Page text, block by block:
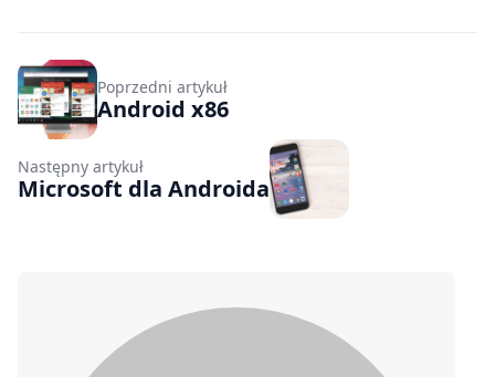
Poprzedni artykuł
Android x86
Następny artykuł
Microsoft dla Androida